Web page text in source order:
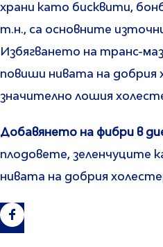
храни като бисквити,
т.н., са основните
Избягването на транс-
повиши нивата на добрия
значително лошия
Добавянето на фибри в
плодовете, зеленчуците
нивата на добрия